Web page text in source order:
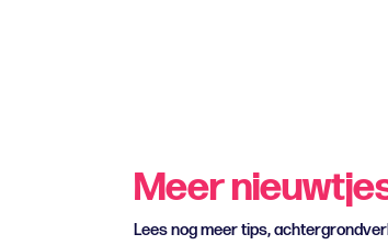
Meer
Lees nog meer tips,